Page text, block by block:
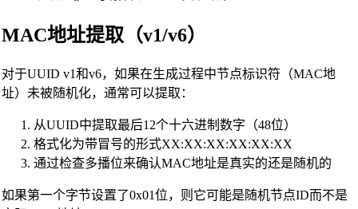
MAC地址提取（v1/v6）
对于UUID v1和v6，如果在生成过程中节点标识符（MAC地
址）未被随机化，通常可以提取：
从UUID中提取最后12个十六进制数字（48位）
格式化为带冒号的形式XX:XX:XX:XX:XX:XX
通过检查多播位来确认MAC地址是真实的还是随机的
如果第一个字节设置了0x01位，则它可能是随机节点ID而不是